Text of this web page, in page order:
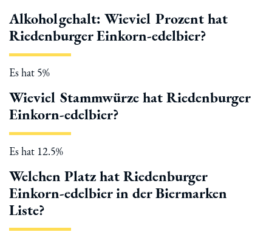
Alkoholgehalt: Wieviel Prozent hat
Riedenburger Einkorn-edelbier?
Es hat 5%
Wieviel Stammwürze hat Riedenburger
Einkorn-edelbier?
Es hat 12.5%
Welchen Platz hat Riedenburger
Einkorn-edelbier in der Biermarken
Liste?